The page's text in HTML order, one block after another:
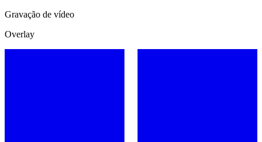
Gravação de vídeo
Overlay